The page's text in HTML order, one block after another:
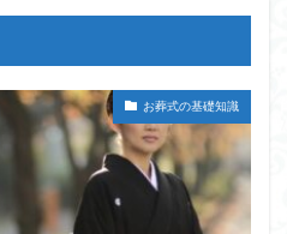
お葬式の基礎知識